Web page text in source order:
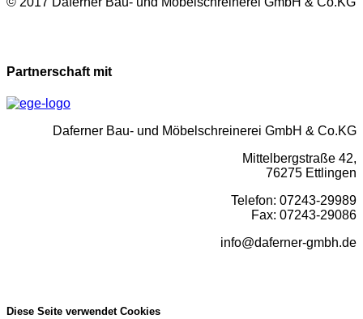
Partnerschaft mit
Daferner Bau- und Möbelschreinerei GmbH & Co.KG
Mittelbergstraße 42,
76275 Ettlingen
Telefon: 07243-29989
Fax: 07243-29086
info@daferner-gmbh.de
Diese Seite verwendet Cookies